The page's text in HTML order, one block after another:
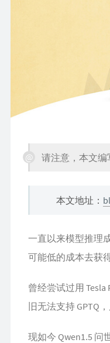
请注意，本文编
本文地址：
一直以来模型推理
可能低的成本去获
曾经尝试过用 Tesla
旧无法支持 GPTQ
现如今 Qwen1.5 问